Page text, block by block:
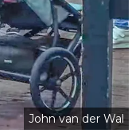
John van der Wal